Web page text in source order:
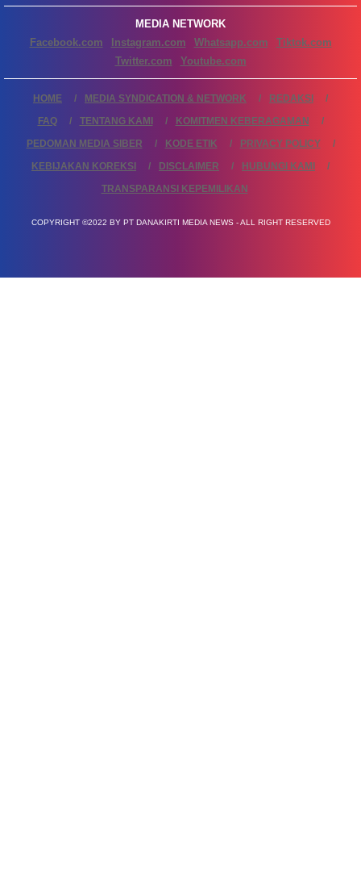
MEDIA NETWORK
Facebook.com
Instagram.com Whatsapp.com
Tiktok.com
Twitter.com
Youtube.com
HOME MEDIA SYNDICATION & NETWORK
REDAKSI
FAQ
TENTANG KAMI
KOMITMEN KEBERAGAMAN
PEDOMAN MEDIA SIBER
KODE ETIK
PRIVACY POLICY
KEBIJAKAN KOREKSI
DISCLAIMER
HUBUNGI KAMI
TRANSPARANSI KEPEMILIKAN
COPYRIGHT ©2022 BY PT DANAKIRTI MEDIA NEWS - ALL RIGHT RESERVED